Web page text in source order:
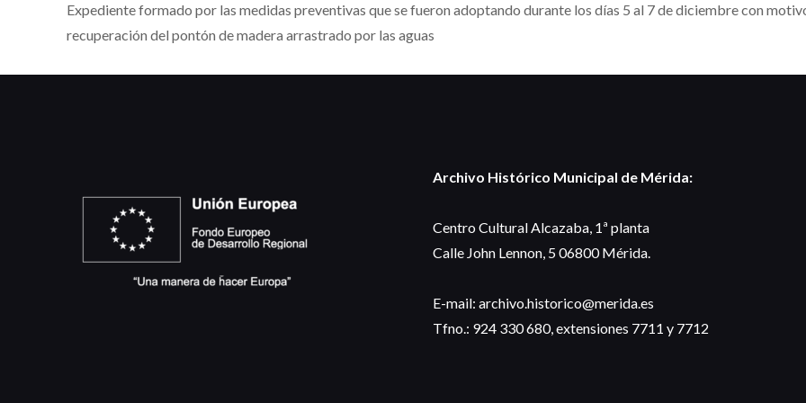
Expediente formado por las medidas preventivas que se fueron adoptando durante los días 5 al 7 de diciembre con
recuperación del pontón de madera arrastrado por las aguas
Archivo Histórico Municipal de Mérida:
Centro Cultural Alcazaba, 1ª planta
Calle John Lennon, 5 06800 Mérida.
E-mail: archivo.historico@merida.es
Tfno.: 924 330 680, extensiones 7711 y 7712